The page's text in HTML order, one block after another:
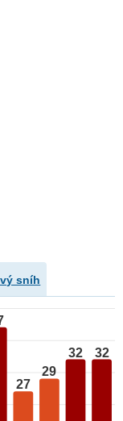
sníh
27
29
32 32